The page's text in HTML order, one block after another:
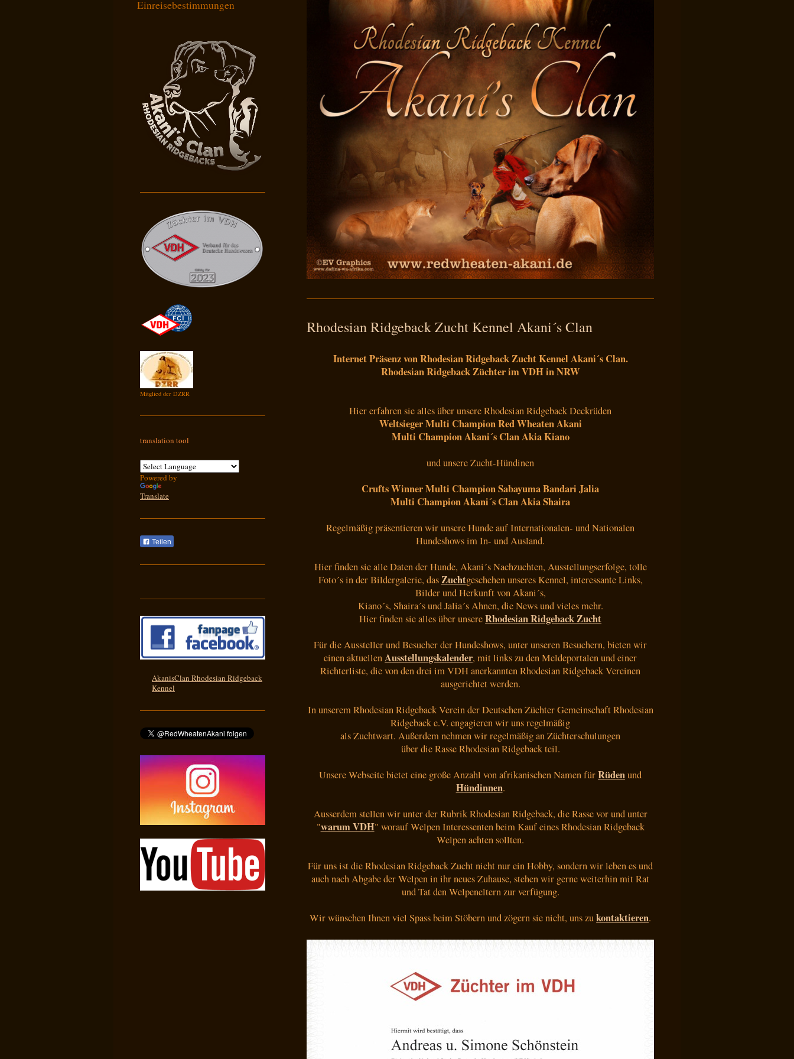
Rhodesian Ridgeback Zucht Kennel Akani´s Clan
Internet Präsenz von Rhodesian Ridgeback Zucht Kennel Akani´s Clan.
Rhodesian Ridgeback Züchter im VDH in NRW
Hier erfahren sie alles über unsere Rhodesian Ridgeback Deckrüden
Weltsieger Multi Champion Red Wheaten Akani
Multi Champion Akani´s Clan Akia Kiano
und unsere Zucht-Hündinen
Crufts Winner Multi Champion Sabayuma Bandari Jalia
Multi Champion Akani´s Clan Akia Shaira
Regelmäßig präsentieren wir unsere Hunde auf Internationalen- und Nationalen
Hundeshows im In- und Ausland.
Hier finden sie alle Daten der Hunde, Akani´s Nachzuchten, Ausstellungserfolge, tolle
Foto´s in der Bildergalerie, dasZuchtgeschehen unseres Kennel, interessante Links,
Bilder und Herkunft von Akani´s,
Kiano´s, Shaira´s und Jalia´s Ahnen, die News und vieles mehr.
Hier finden sie alles über unsereRhodesian Ridgeback Zucht
Für die Aussteller und Besucher der Hundeshows, unter unseren Besuchern, bieten wir
einen aktuellenAusstellungskalender, mit links zu den Meldeportalen und einer
Richterliste, die von den drei im VDH anerkannten Rhodesian Ridgeback Vereinen
ausgerichtet werden.
In unserem Rhodesian Ridgeback Verein der Deutschen Züchter Gemeinschaft Rhodesian
Ridgeback e.V. engagieren wir uns regelmäßig
als Zuchtwart. Außerdem nehmen wir regelmäßig an Züchterschulungen
über die Rasse Rhodesian Ridgeback teil.
Unsere Webseite bietet eine große Anzahl von afrikanischen Namen fürRüdenund
Hündinnen.
Ausserdem stellen wir unter der Rubrik Rhodesian Ridgeback, die Rasse vor und unter
"warum VDH" worauf Welpen Interessenten beim Kauf eines Rhodesian Ridgeback
Welpen achten sollten.
Für uns ist die Rhodesian Ridgeback Zucht nicht nur ein Hobby, sondern wir leben es und
auch nach Abgabe der Welpen in ihr neues Zuhause, stehen wir gerne weiterhin mit Rat
und Tat den Welpeneltern zur verfügung.
Wir wünschen Ihnen viel Spass beim Stöbern und zögern sie nicht, uns zukontaktieren.
Einreisebestimmungen
Mitglied der DZRR
translation tool
Powered by
Translate
Teilen
AkanisClan Rhodesian Ridgeback
Kennel